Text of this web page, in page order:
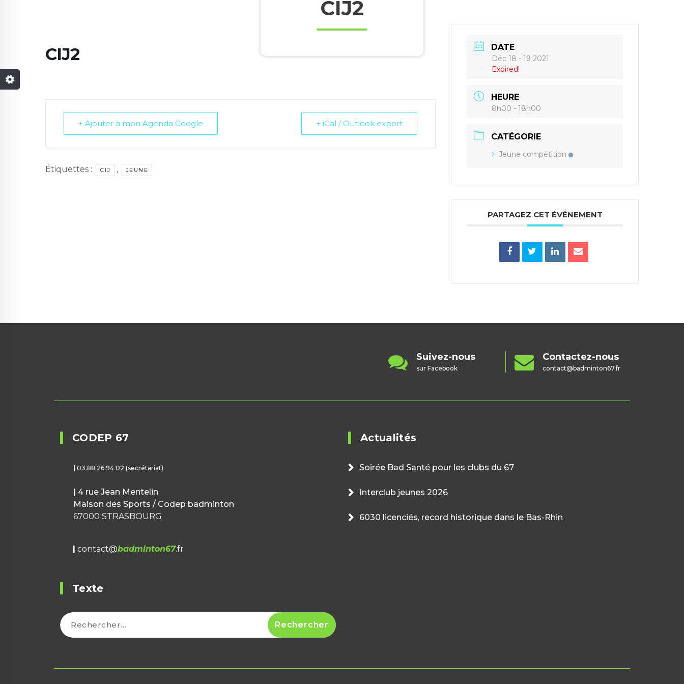
CIJ2
CIJ2
+ Ajouter à mon Agenda Google + iCal / Outlook export
Étiquettes : CIJ , JEUNE
DATE
Déc 18 - 19 2021
Expired!
HEURE
8h00 - 18h00
CATÉGORIE
Jeune compétition
PARTAGEZ CET ÉVÉNEMENT
Suivez-nous
sur Facebook
Contactez-nous
contact@badminton67.fr
CODEP 67
03.88.26.94.02 (secrétariat)
| 4 rue Jean Mentelin
Maison des Sports / Codep badminton
67000 STRASBOURG
| contact@badminton67.fr
Texte
Rechercher :
Actualités
Soirée Bad Santé pour les clubs du 67
Interclub jeunes 2026
6030 licenciés, record historique dans le Bas-Rhin